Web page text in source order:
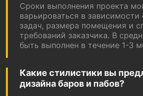
Сроки выполнения проекта
варьироваться в
задач, размера помещения и
требований заказчика. В
быть выполнен в течение 1-3
Какие стилистики вы
дизайна баров и пабов?